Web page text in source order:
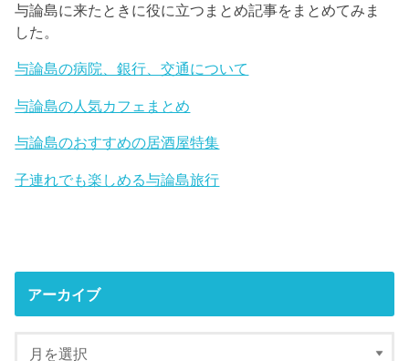
与論島に来たときに役に立つまとめ記事をまとめてみま
した。
与論島の病院、銀行、交通について
与論島の人気カフェまとめ
与論島のおすすめの居酒屋特集
子連れでも楽しめる与論島旅行
アーカイブ